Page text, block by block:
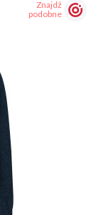
Znajdź
podobne